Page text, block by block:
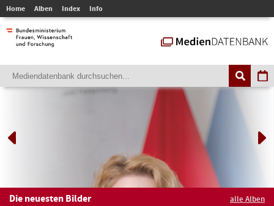
Home Alben Index Info
Die neuesten Bilder alle Alben